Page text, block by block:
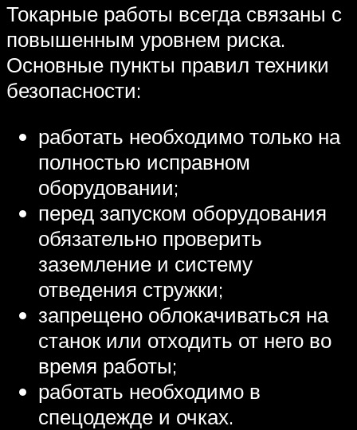
Токарные работы всегда связаны с
повышенным уровнем риска.
Основные пункты правил техники
безопасности:
работать необходимо только на
полностью исправном
оборудовании;
перед запуском оборудования
обязательно проверить
заземление и систему
отведения стружки;
запрещено облокачиваться на
станок или отходить от него во
время работы;
работать необходимо в
спецодежде и очках.